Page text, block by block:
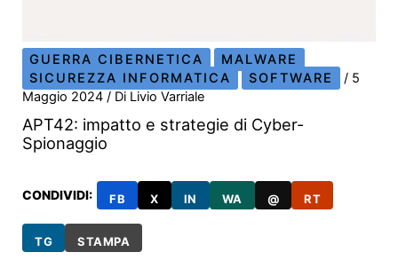
GUERRA CIBERNETICA
MALWARE
SICUREZZA INFORMATICA
SOFTWARE / 5
Maggio 2024/ Di Livio Varriale
APT42: impatto e strategie di Cyber-
Spionaggio
CONDIVIDI: FB X IN WA @ RT
TG STAMPA